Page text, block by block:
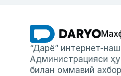
“Дарё” интернет-
Администрацияси
билан оммавий